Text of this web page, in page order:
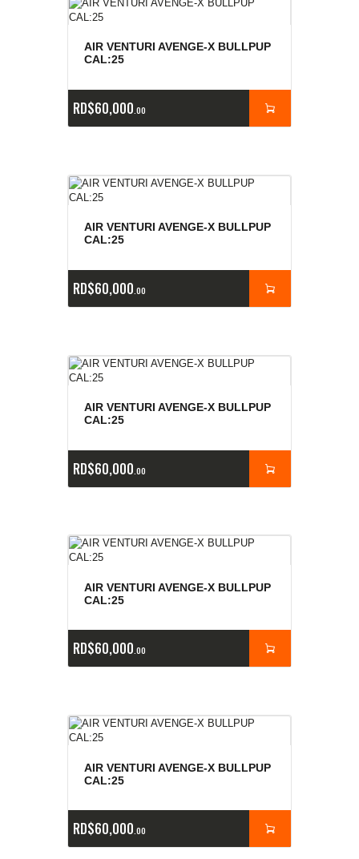
AIR VENTURI AVENGE-X BULLPUP
CAL:25
RD$60,000 00
AIR VENTURI AVENGE-X BULLPUP
CAL:25
RD$60,000 00
AIR VENTURI AVENGE-X BULLPUP
CAL:25
RD$60,000 00
AIR VENTURI AVENGE-X BULLPUP
CAL:25
RD$60,000 00
AIR VENTURI AVENGE-X BULLPUP
CAL:25
RD$60,000 00